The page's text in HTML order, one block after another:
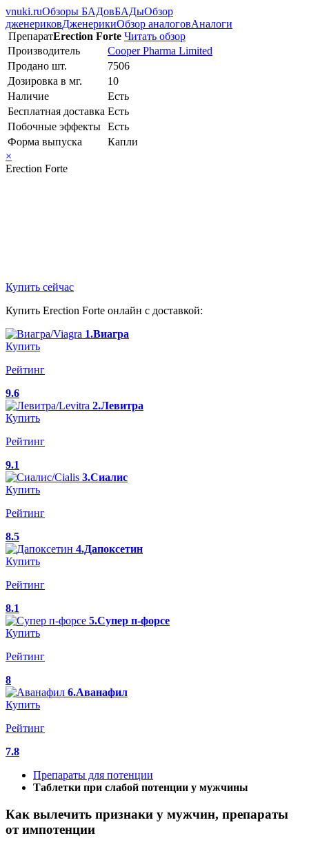
vnuki.ruОбзоры БАДовБАДыОбзор
дженериковДженерикиОбзор аналоговАналоги
ПрепаратErection Forte Читать обзор
Производитель
Cooper Pharma Limited
Продано шт.
7506
Дозировка в мг.
10
Наличие
Есть
Бесплатная доставка Есть
Побочные эффекты Есть
Форма выпуска
Капли
×
Erection Forte
Купить сейчас
Купить Erection Forte онлайн с доставкой:
1.Виагра
Купить
Рейтинг
9.6
2.Левитра
Купить
Рейтинг
9.1
3.Сиалис
Купить
Рейтинг
8.5
4.Дапоксетин
Купить
Рейтинг
8.1
5.Супер п-форсе
Купить
Рейтинг
8
6.Аванафил
Купить
Рейтинг
7.8
Препараты для потенции
Таблетки при слабой потенции у мужчины
Как вылечить признаки у мужчин, препараты
от импотенции